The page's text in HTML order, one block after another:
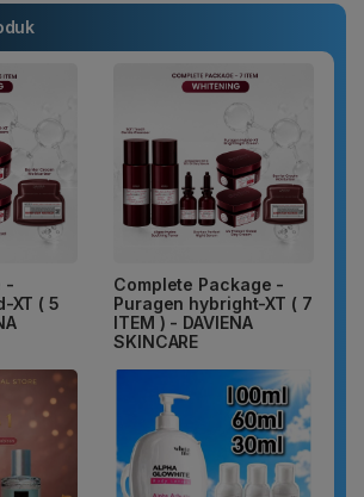
-
XT ( 5
Complete Package -
Puragen hybright-XT ( 7
ITEM ) - DAVIENA
SKINCARE